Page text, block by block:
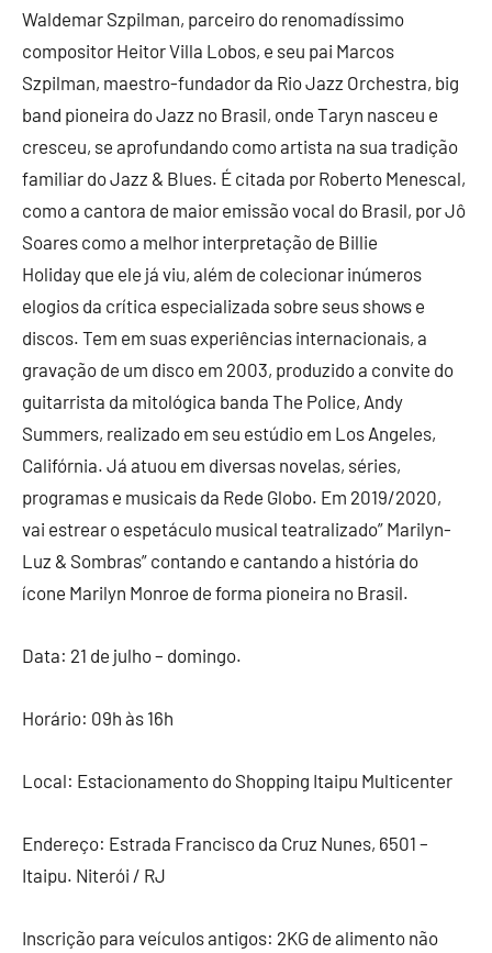
Waldemar Szpilman, parceiro do renomadíssimo
compositor Heitor Villa Lobos, e seu pai Marcos
Szpilman, maestro-fundador da Rio Jazz Orchestra, big
band pioneira do Jazz no Brasil, onde Taryn nasceu e
cresceu, se aprofundando como artista na sua tradição
familiar do Jazz & Blues. É citada por Roberto Menescal,
como a cantora de maior emissão vocal do Brasil, por Jô
Soares como a melhor interpretação de Billie
Holiday que ele já viu, além de colecionar inúmeros
elogios da crítica especializada sobre seus shows e
discos. Tem em suas experiências internacionais, a
gravação de um disco em 2003, produzido a convite do
guitarrista da mitológica banda The Police, Andy
Summers, realizado em seu estúdio em Los Angeles,
Califórnia. Já atuou em diversas novelas, séries,
programas e musicais da Rede Globo. Em 2019/2020,
vai estrear o espetáculo musical teatralizado” Marilyn-
Luz & Sombras” contando e cantando a história do
ícone Marilyn Monroe de forma pioneira no Brasil.
Data: 21 de julho – domingo.
Horário: 09h às 16h
Local: Estacionamento do Shopping Itaipu Multicenter
Endereço: Estrada Francisco da Cruz Nunes, 6501 –
Itaipu. Niterói / RJ
Inscrição para veículos antigos: 2KG de alimento não